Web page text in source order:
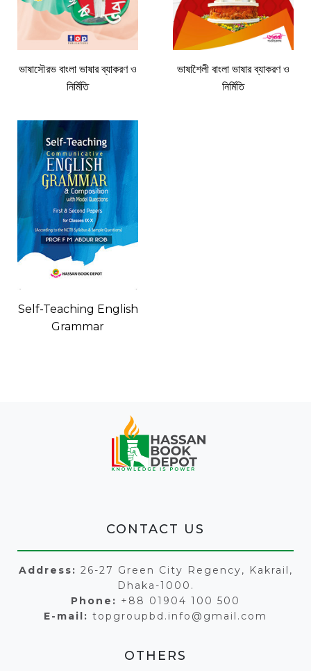
ভাষাসৌরভ বাংলা ভাষার ব্যাকরণ ও
নির্মিতি
ভাষাশৈলী বাংলা ভাষার ব্যাকরণ ও
নির্মিতি
Self-Teaching English
Grammar
CONTACT US
Address: 26-27 Green City Regency, Kakrail,
Dhaka-1000.
Phone: +88 01904 100 500
E-mail: topgroupbd.info@gmail.com
OTHERS